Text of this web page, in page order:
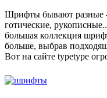
Шрифты бывают разные -
готические,
большая коллекция
больше, выбрав
Вот на сайте typetype